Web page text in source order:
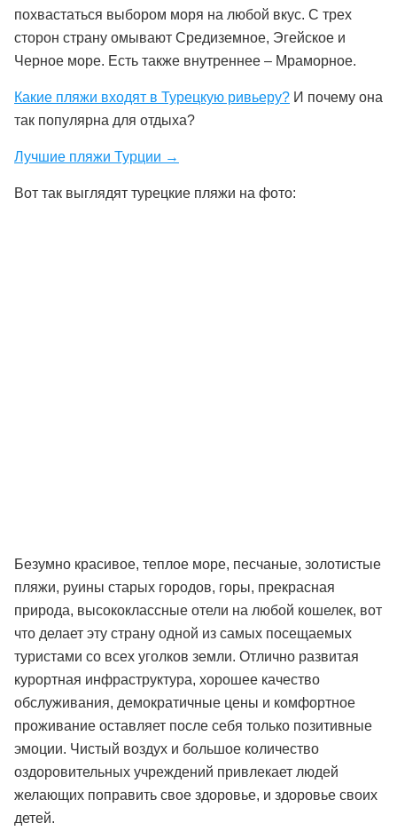
похвастаться выбором моря на любой вкус. С трех
сторон страну омывают Средиземное, Эгейское и
Черное море. Есть также внутреннее – Мраморное.
Какие пляжи входят в Турецкую ривьеру? И почему она
так популярна для отдыха?
Лучшие пляжи Турции →
Вот так выглядят турецкие пляжи на фото:
Безумно красивое, теплое море, песчаные, золотистые
пляжи, руины старых городов, горы, прекрасная
природа, высококлассные отели на любой кошелек, вот
что делает эту страну одной из самых посещаемых
туристами со всех уголков земли. Отлично развитая
курортная инфраструктура, хорошее качество
обслуживания, демократичные цены и комфортное
проживание оставляет после себя только позитивные
эмоции. Чистый воздух и большое количество
оздоровительных учреждений привлекает людей
желающих поправить свое здоровье, и здоровье своих
детей.